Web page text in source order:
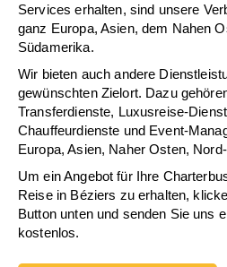
Services erhalten, sind unsere
ganz Europa, Asien, dem Nahen
Südamerika.
Wir bieten auch andere
gewünschten Zielort. Dazu
Transferdienste, Luxusreise-
Chauffeurdienste und Event-
Europa, Asien, Naher Osten,
Um ein Angebot für Ihre
Reise in Béziers zu erhalten,
Button unten und senden Sie uns
kostenlos.